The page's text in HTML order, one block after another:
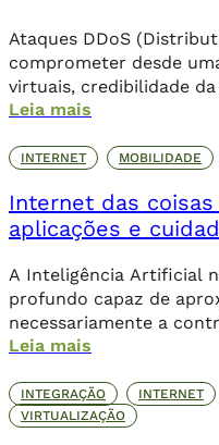
Ataques DDoS
comprometer desde
virtuais, credibilidade
corromper dados
comprometer o seu
online, os danos podem
de dados através de
Leia mais
INTERNET MOBILIDADE
Internet das
aplicações e
A Inteligência Artificial
profundo capaz de
necessariamente a
direta.
Leia mais
INTEGRAÇÃO INTERNET
VIRTUALIZAÇÃO